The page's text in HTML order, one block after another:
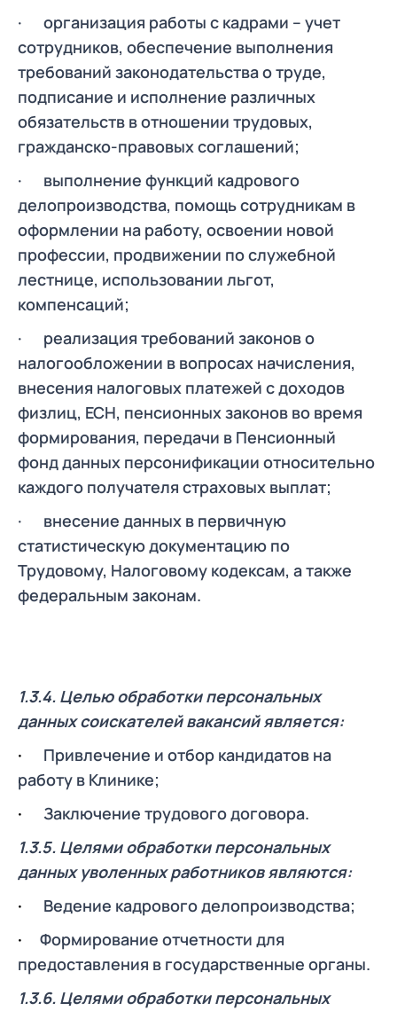
· организация работы с кадрами – учет
сотрудников, обеспечение выполнения
требований законодательства о труде,
подписание и исполнение различных
обязательств в отношении трудовых,
гражданско-правовых соглашений;
· выполнение функций кадрового
делопроизводства, помощь сотрудникам в
оформлении на работу, освоении новой
профессии, продвижении по служебной
лестнице, использовании льгот,
компенсаций;
· реализация требований законов о
налогообложении в вопросах начисления,
внесения налоговых платежей с доходов
физлиц, ЕСН, пенсионных законов во время
формирования, передачи в Пенсионный
фонд данных персонификации относительно
каждого получателя страховых выплат;
· внесение данных в первичную
статистическую документацию по
Трудовому, Налоговому кодексам, а также
федеральным законам.
1.3.4. Целью обработки персональных
данных соискателей вакансий является:
· Привлечение и отбор кандидатов на
работу в Клинике;
· Заключение трудового договора.
1.3.5. Целями обработки персональных
данных уволенных работников являются:
· Ведение кадрового делопроизводства;
·
Формирование отчетности для
предоставления в государственные органы.
1.3.6. Целями обработки персональных